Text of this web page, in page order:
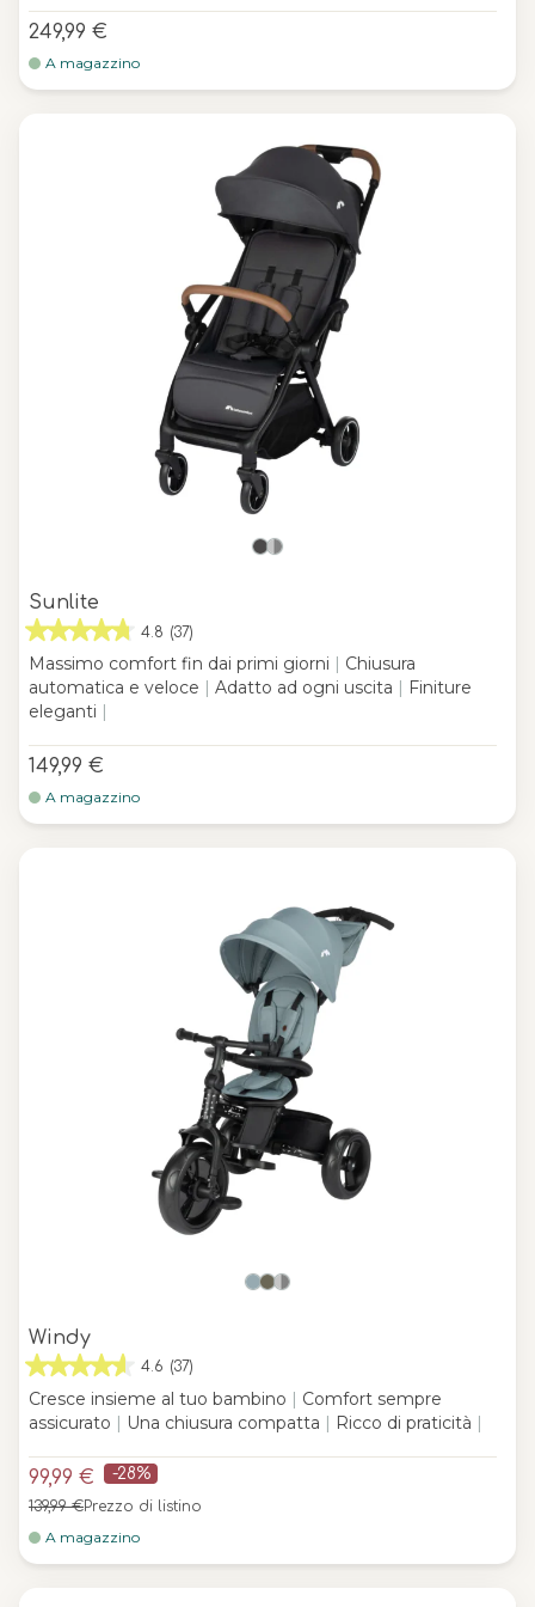
249,99 €
A magazzino
Sunlite
4.8 (37)
Massimo comfort fin dai primi giorni
Chiusura
automatica e veloce
Adatto ad ogni uscita
Finiture
eleganti
149,99 €
A magazzino
Windy
4.6 (37)
Cresce insieme al tuo bambino | Comfort sempre
assicurato | Una chiusura compatta | Ricco di praticità |
99,99 € -28%
139,99 €Prezzo di listino
A magazzino